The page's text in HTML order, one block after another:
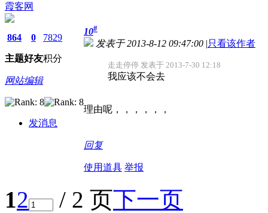
霞客网
864
主题
0
好友
7829
积分
网站编辑
发消息
10#
发表于 2013-8-12 09:47:00 |只看该作者
走走停停 发表于 2013-7-30 12:18
我应该不会去
理由呢，，，，，，
回复
使用道具 举报
12 / 2 页下一页